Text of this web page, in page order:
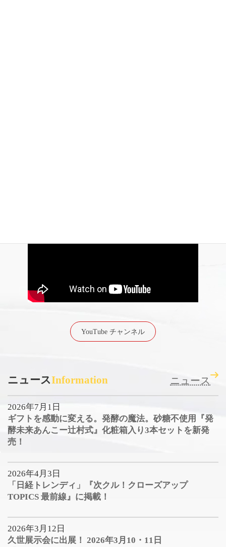
YouTube チャンネル
ニュースInformation ニュース
2026年7月1日
ギフトを感動に変える。発酵の魔法。砂糖不使用『発
酵未来あんこー辻村式』化粧箱入り3本セットを新発
売！
2026年4月3日
「日経トレンディ」『次クル！クローズアップ
TOPICS 最前線』に掲載！
2026年3月12日
久世展示会に出展！ 2026年3月10・11日